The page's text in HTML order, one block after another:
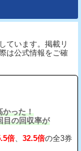
ています。掲載リ
は公式情報をご確
かった！
目の回収率が
倍 32.5倍の全3券